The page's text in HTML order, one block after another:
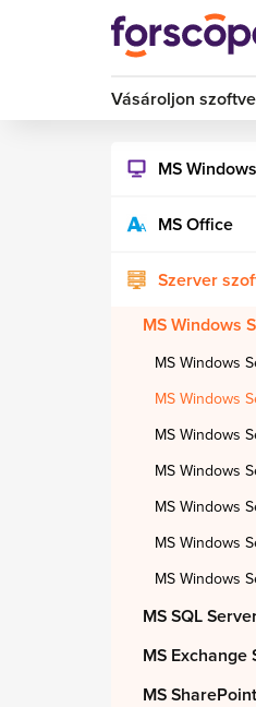
Vásároljon
MS Windows
MS Office
Szerver
MS Windows
MS Windows
MS Windows
MS Windows
MS Windows
MS Windows
MS Windows
MS Windows
MS SQL
MS Exchange
MS